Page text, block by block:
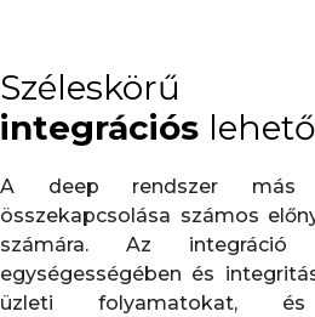
Széleskörű
integrációs
A deep rendszer más
összekapcsolása számos
számára. Az
egységességében és
üzleti folyamatokat,